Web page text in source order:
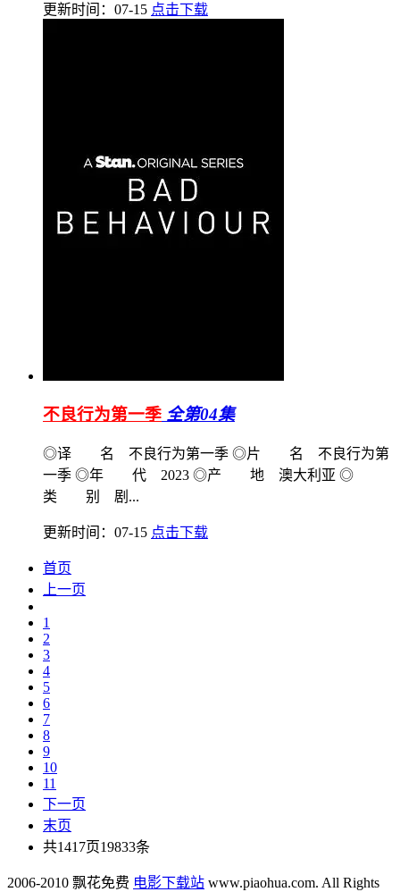
更新时间：07-15 点击下载
不良行为第一季 全第04集
◎译 名 不良行为第一季 ◎片 名 不良行为第
一季 ◎年 代 2023 ◎产 地 澳大利亚 ◎
类 别 剧...
更新时间：07-15 点击下载
首页
上一页
1
2
3
4
5
6
7
8
9
10
11
下一页
末页
共1417页19833条
2006-2010 飘花免费 电影下载站 www.piaohua.com. All Rights